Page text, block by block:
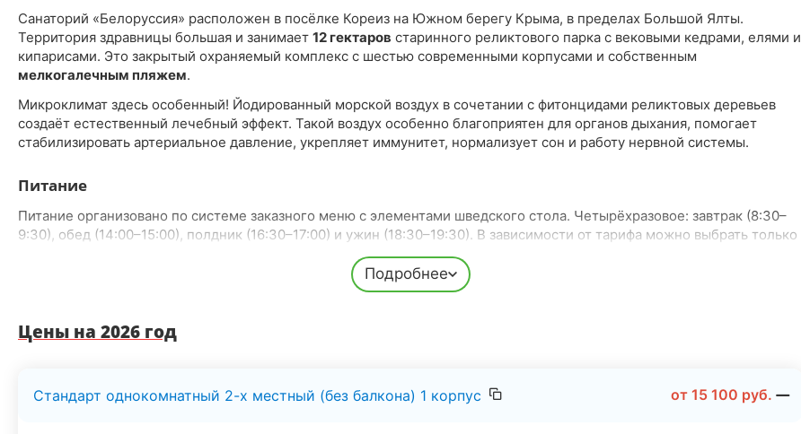
Санаторий «Белоруссия» расположен в посёлке Кореиз на Южном берегу Крыма, в пределах Большой Ялты.
Территория здравницы большая и занимает 12 гектаров старинного реликтового парка с вековыми кедрами, елями и
кипарисами. Это закрытый охраняемый комплекс с шестью современными корпусами и собственным
мелкогалечным пляжем.
Микроклимат здесь особенный! Йодированный морской воздух в сочетании с фитонцидами реликтовых деревьев
создаёт естественный лечебный эффект. Такой воздух особенно благоприятен для органов дыхания, помогает
стабилизировать артериальное давление, укрепляет иммунитет, нормализует сон и работу нервной системы.
Питание
Питание организовано по системе заказного меню с элементами шведского стола. Четырёхразовое: завтрак (8:30–
9:30), обед (14:00–15:00), полдник (16:30–17:00) и ужин (18:30–19:30). В зависимости от тарифа можно выбрать только
В меню регулярно присутствует разнообразная выпечка — сдобные изделия, блины, торты, пироги с мясом.
Номерной фонд
Корпус «Сон у моря» (15 номеров) — находится прямо у моря, работает с мая по октябрь.
Корпус №1 (36 номеров), №2 (17), №3 (35), №4 (24).
Подробнее
Цены на 2026 год
Стандарт однокомнатный 2-х местный (без балкона) 1 корпус от 15 100 руб.